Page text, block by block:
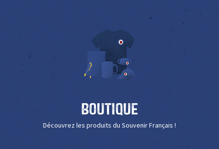
Boutique
Découvrez les produits du Souvenir Français !